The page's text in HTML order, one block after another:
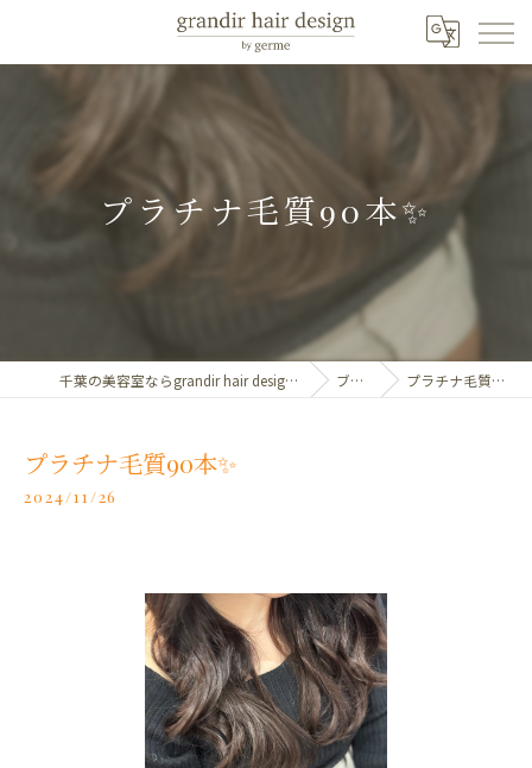
プラチナ毛質90本✨️
千葉の美容室ならgrandir hair design by germe ブログ プラチナ毛質90本✨️
プラチナ毛質90本✨️
2024/11/26